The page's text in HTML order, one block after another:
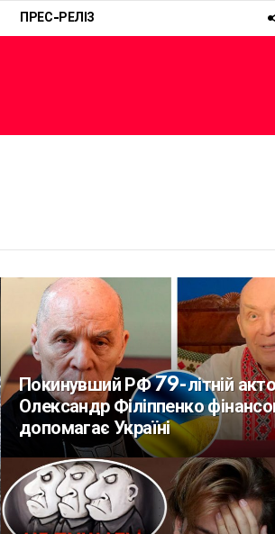
ПРЕС-РЕЛІЗ
Покинувший РФ 79-літній
Олександр Філіппенко
допомагає Україні